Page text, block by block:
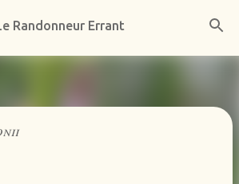
au contenu principal
Randonneur Errant